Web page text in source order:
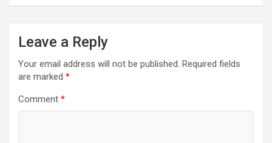
Leave a Reply
Your email address will not be published. Required fields
are marked *
Comment *